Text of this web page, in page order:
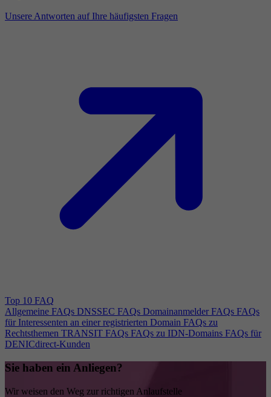
Unsere Antworten auf Ihre häufigsten Fragen
Top 10 FAQ
Allgemeine FAQs DNSSEC FAQs Domainanmelder FAQs FAQs
für Interessenten an einer registrierten Domain FAQs zu
Rechtsthemen TRANSIT FAQs FAQs zu IDN-Domains FAQs für
DENICdirect-Kunden
Sie haben ein Anliegen?
Wir weisen den Weg zur richtigen Anlaufstelle